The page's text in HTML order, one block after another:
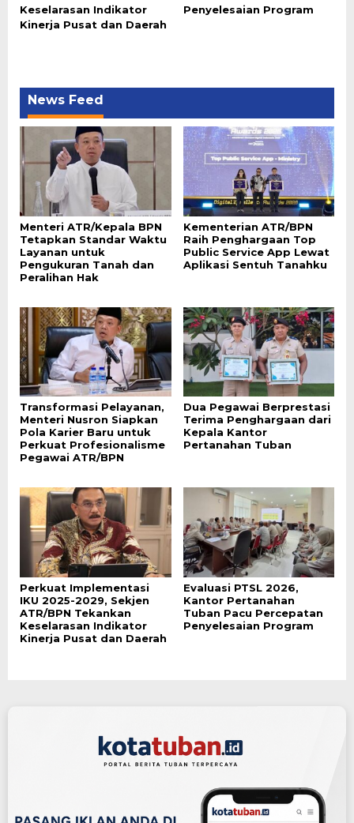
Keselarasan Indikator
Kinerja Pusat dan Daerah
Penyelesaian Program
News Feed
Menteri ATR/Kepala BPN
Tetapkan Standar Waktu
Layanan untuk
Pengukuran Tanah dan
Peralihan Hak
Kementerian ATR/BPN
Raih Penghargaan Top
Public Service App Lewat
Aplikasi Sentuh Tanahku
Transformasi Pelayanan,
Menteri Nusron Siapkan
Pola Karier Baru untuk
Perkuat Profesionalisme
Pegawai ATR/BPN
Dua Pegawai Berprestasi
Terima Penghargaan dari
Kepala Kantor
Pertanahan Tuban
Perkuat Implementasi
IKU 2025-2029, Sekjen
ATR/BPN Tekankan
Keselarasan Indikator
Kinerja Pusat dan Daerah
Evaluasi PTSL 2026,
Kantor Pertanahan
Tuban Pacu Percepatan
Penyelesaian Program